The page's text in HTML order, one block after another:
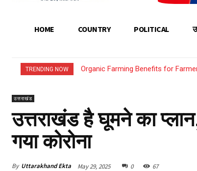
HOME COUNTRY POLITICAL
TRENDING NOW Organic Farming Benefits for
How Young Entrepreneurs Can
उत्तराखंड
उत्तराखंड है घूमने का
गया कोरोना
By Uttarakhand Ekta May 29, 2025 0 67